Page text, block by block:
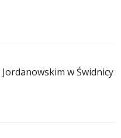
w Świdnicy